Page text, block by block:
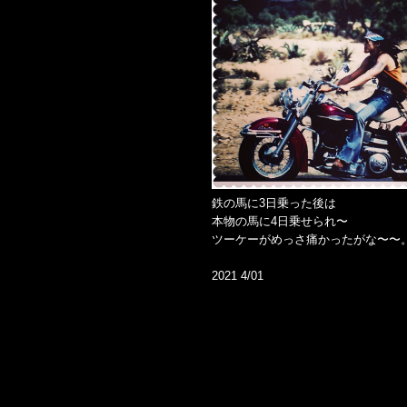
鉄の馬に3日乗った後は
本物の馬に4日乗せられ〜
ツーケーがめっさ痛かったがな〜〜
2021 4/01